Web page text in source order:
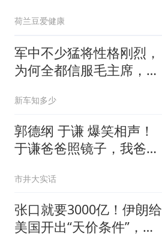
荷兰豆爱健康
军中不少猛将性格刚烈，
为何全都信服毛主席，这
新车知多少
郭德纲 于谦 爆笑相声！
于谦爸爸照镜子，我爸爸
了
市井大实话
张口就要3000亿！伊朗给
美国开出“天价条件”，特